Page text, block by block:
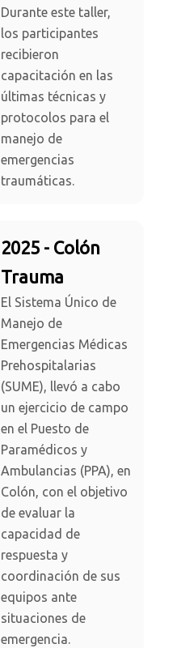
Durante este taller,
los participantes
recibieron
capacitación en las
últimas técnicas y
protocolos para el
manejo de
emergencias
traumáticas.
2025 - Colón
Trauma
El Sistema Único de
Manejo de
Emergencias Médicas
Prehospitalarias
(SUME), llevó a cabo
un ejercicio de campo
en el Puesto de
Paramédicos y
Ambulancias (PPA), en
Colón, con el objetivo
de evaluar la
capacidad de
respuesta y
coordinación de sus
equipos ante
situaciones de
emergencia.